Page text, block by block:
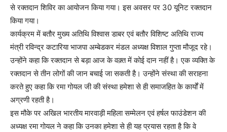
से रक्तदान शिविर का आयोजन किया गया। इस अवसर पर 30 यूनिट रक्तदान
किया गया।
कार्यक्रम में बतौर मुख्य अतिथि विश्वास डाबर एवं बतौर विशिष्ट अतिथि राज्य
मंत्री रविन्द्र कटारिया भाजपा अम्बेडकर मंडल अध्यक्ष विशाल गुप्ता मौजूद रहे।
उन्होंने कहा कि रक्तदान से बड़ा आज के वक़्त में कोई दान नहीं है। एक व्यक्ति के
रक्तदान से तीन लोगों की जान बचाई जा सकती है। उन्होंने संस्था की सराहना
करते हुए कहा कि रमा गोयल जी की संस्था हमेशा से ही समाजहित के कार्यों में
अग्रणी रहती है।
इस मौके पर अखिल भारतीय मारवाड़ी महिला सम्मेलन एवं हर्षल फाउंडेशन की
अध्यक्ष रमा गोयल ने कहा कि उनका हमेशा से ही यह प्रयास रहता है कि वे